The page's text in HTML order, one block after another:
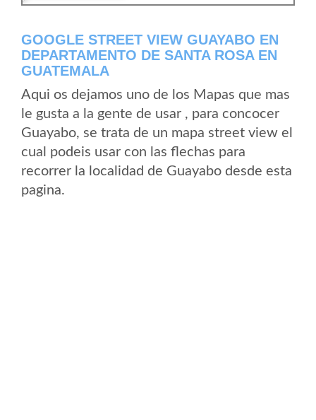
GOOGLE STREET VIEW GUAYABO EN
DEPARTAMENTO DE SANTA ROSA EN
GUATEMALA
Aqui os dejamos uno de los Mapas que mas
le gusta a la gente de usar , para concocer
Guayabo, se trata de un mapa street view el
cual podeis usar con las flechas para
recorrer la localidad de Guayabo desde esta
pagina.